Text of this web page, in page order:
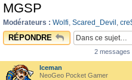
MGSP
Modérateurs : Wolfi, Scared_Devil ,
RÉPONDRE
2 messages
Iceman
NeoGeo Pocket Gamer